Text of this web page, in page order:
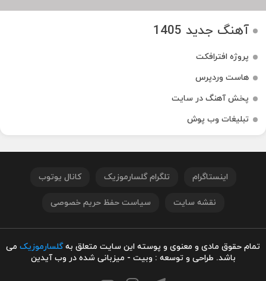
آهنگ جدید 1405
پروژه افترافکت
هاست وردپرس
پخش آهنگ در سایت
تبلیغات وب پوش
اینستاگرام تلگرام گلسارموزیک کانال یوتوب
نقشه سایت سیاست حفظ حریم خصوصی
تمام حقوق مادی و معنوی و پوسته این سایت متعلق بهگلسارموزیک می
باشد. طراحی و توسعه : وبیت - میزبانی شده در وب آیدین